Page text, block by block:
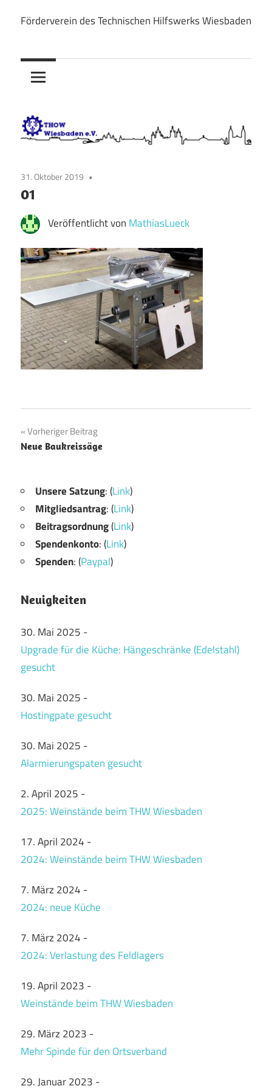
Inhalt
THOW
Wiesbaden
Förderverein des Technischen Hilfswerks Wiesbaden
31. Oktober 2019
01
Veröffentlicht von MathiasLueck
Beitragsnavigation
Vorheriger Beitrag
Neue Baukreissäge
Unsere Satzung: (Link)
Mitgliedsantrag: (Link)
Beitragsordnung(Link)
Spendenkonto: (Link)
Spenden: (Paypal)
Neuigkeiten
30. Mai 2025 -
Upgrade für die Küche: Hängeschränke (Edelstahl)
gesucht
30. Mai 2025 -
Hostingpate gesucht
30. Mai 2025 -
Alarmierungspaten gesucht
2. April 2025 -
2025: Weinstände beim THW Wiesbaden
17. April 2024 -
2024: Weinstände beim THW Wiesbaden
7. März 2024 -
2024: neue Küche
7. März 2024 -
2024: Verlastung des Feldlagers
19. April 2023 -
Weinstände beim THW Wiesbaden
29. März 2023 -
Mehr Spinde für den Ortsverband
29. Januar 2023 -